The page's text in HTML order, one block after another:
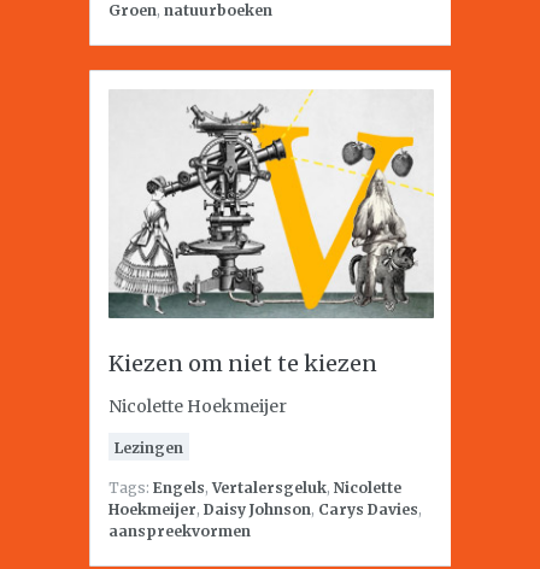
Groen, natuurboeken
Kiezen om niet te kiezen
Nicolette Hoekmeijer
Lezingen
Tags: Engels,Vertalersgeluk, Nicolette
Hoekmeijer, Daisy Johnson, Carys Davies,
aanspreekvormen